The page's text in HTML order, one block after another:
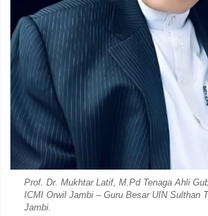
Prof. Dr. Mukhtar Latif, M.Pd Tenaga Ahli
ICMI Orwil Jambi – Guru Besar UIN Sulthan
Jambi.